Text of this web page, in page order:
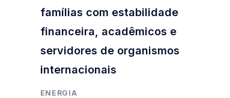
famílias com estabilidade
financeira, acadêmicos e
servidores de organismos
internacionais
ENERGIA